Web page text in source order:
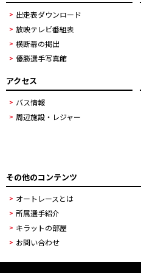
出走表ダウンロード
放映テレビ番組表
横断幕の掲出
優勝選手写真館
アクセス
バス情報
周辺施設・レジャー
その他のコンテンツ
オートレースとは
所属選手紹介
キラットの部屋
お問い合わせ